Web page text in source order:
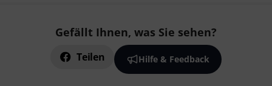
Gefällt Ihnen, was Sie sehen?
Teilen Hilfe & Feedback